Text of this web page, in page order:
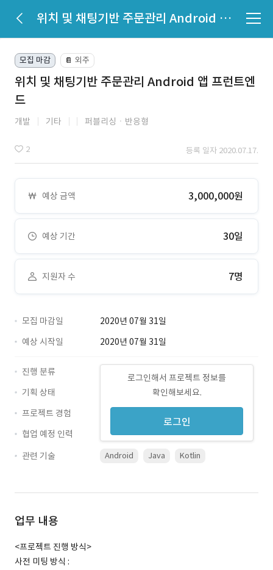
위치 및 채팅기반 주문관리 Android 앱 프런트엔드
모집 마감 📔 외주
위치 및 채팅기반 주문관리 Android 앱 프런트엔
드
개발 기타 퍼블리싱ㆍ반응형
2 등록 일자 2020.07.17.
예상 금액 3,000,000원
예상 기간 30일
지원자 수 7명
모집 마감일
2020년 07월 31일
예상 시작일
2020년 07월 31일
로그인해서 프로젝트 정보를
확인해보세요.
로그인
진행 분류
기획 상태
프로젝트 경험
협업 예정 인력
관련 기술
Android Java Kotlin
업무 내용
<프로젝트 진행 방식>
사전 미팅 방식 :